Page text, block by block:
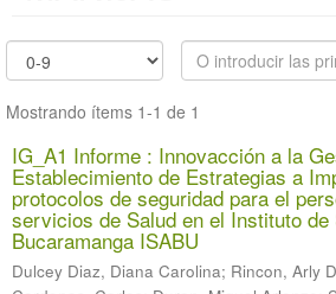
Mostrando ítems 1-1 de 1
IG_A1 Informe : Innovacción a la
Establecimiento de Estrategias a
protocolos de seguridad para el
servicios de Salud en el Instituto de
Bucaramanga ISABU
Dulcey Diaz, Diana Carolina; Rincon, Arly